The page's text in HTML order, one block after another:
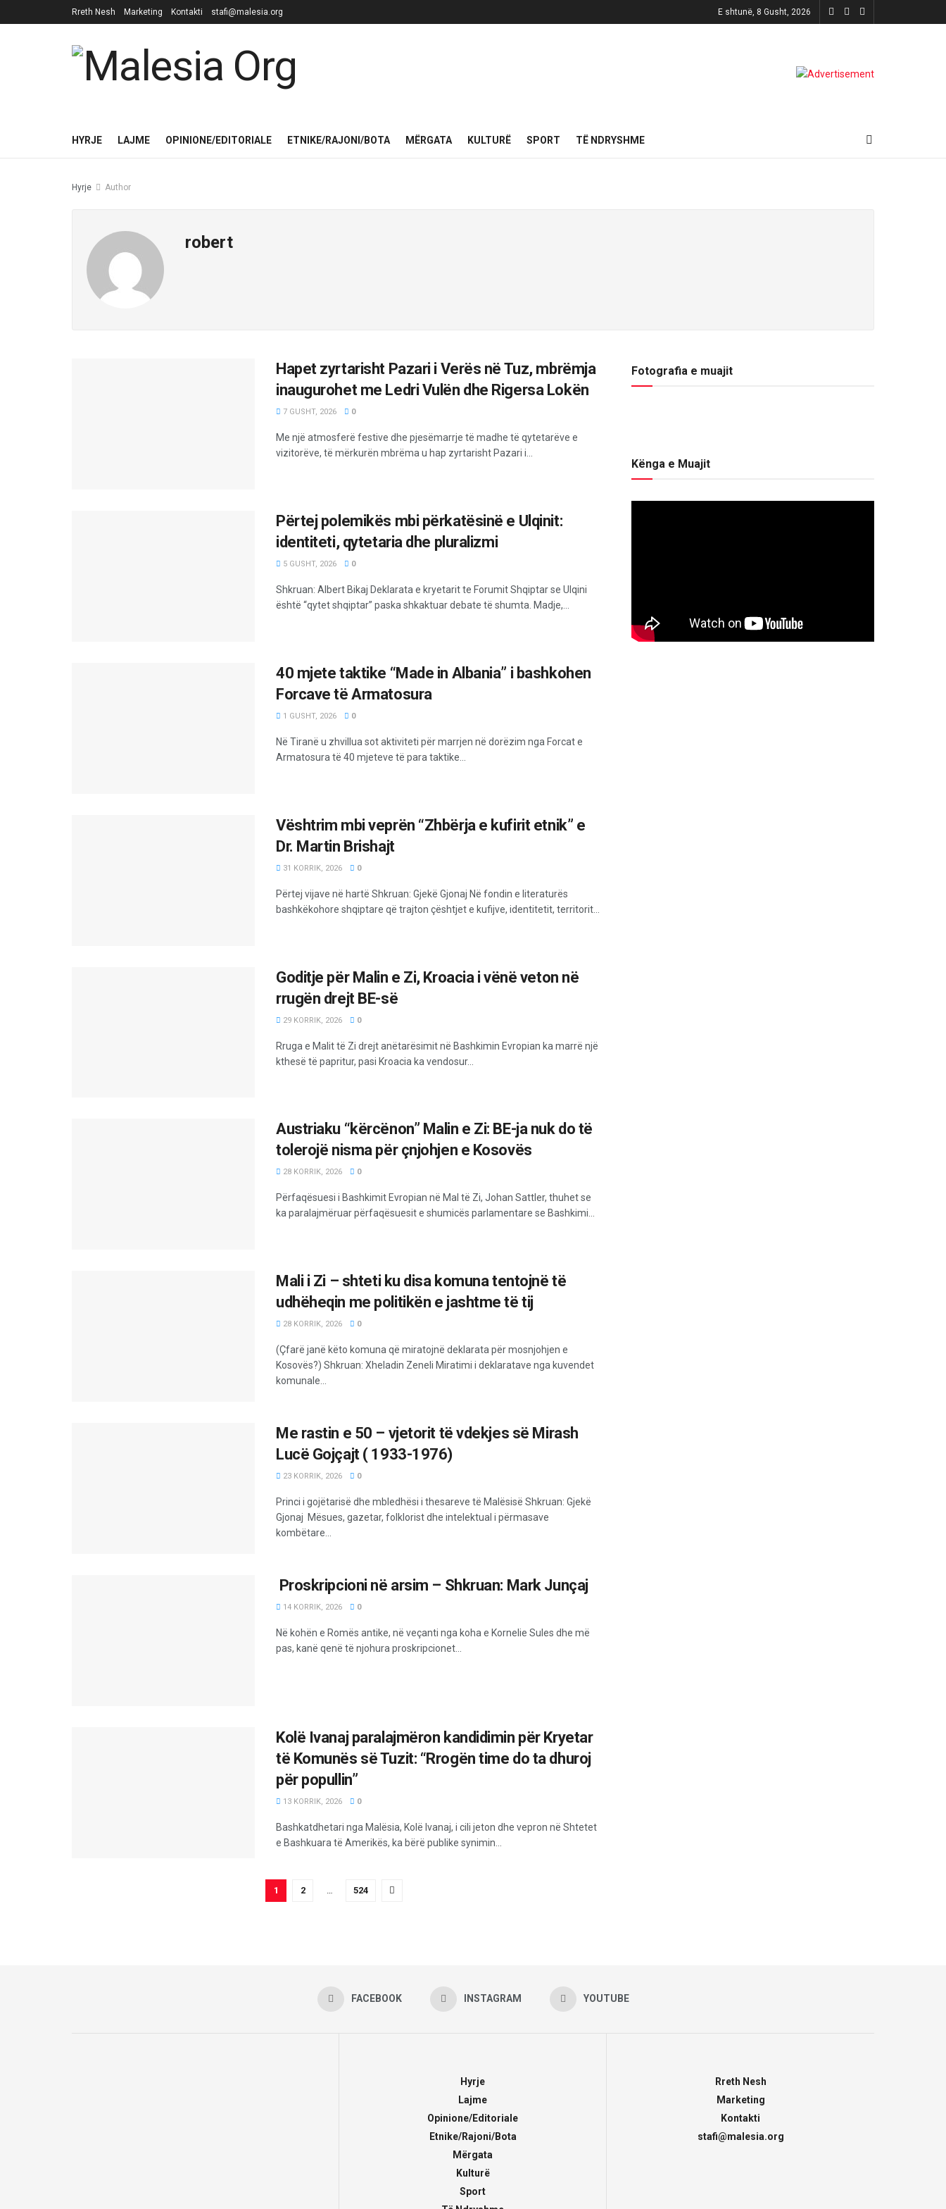
Rreth Nesh Marketing Kontakti stafi@malesia.org E shtunë, 8 Gusht, 2026
HYRJE LAJME OPINIONE/EDITORIALE ETNIKE/RAJONI/BOTA MËRGATA KULTURË SPORT TË NDRYSHME
Hyrje Author
robert
Hapet zyrtarisht Pazari i Verës në Tuz, mbrëmja
inaugurohet me Ledri Vulën dhe Rigersa Lokën
7 GUSHT, 2026 0
Me një atmosferë festive dhe pjesëmarrje të madhe të qytetarëve e
vizitorëve, të mërkurën mbrëma u hap zyrtarisht Pazari i...
Përtej polemikës mbi përkatësinë e Ulqinit:
identiteti, qytetaria dhe pluralizmi
5 GUSHT, 2026 0
Shkruan: Albert Bikaj Deklarata e kryetarit te Forumit Shqiptar se Ulqini
është “qytet shqiptar” paska shkaktuar debate të shumta. Madje,...
40 mjete taktike “Made in Albania” i bashkohen
Forcave të Armatosura
1 GUSHT, 2026 0
Në Tiranë u zhvillua sot aktiviteti për marrjen në dorëzim nga Forcat e
Armatosura të 40 mjeteve të para taktike...
Vështrim mbi veprën “Zhbërja e kufirit etnik” e
Dr. Martin Brishajt
31 KORRIK, 2026 0
Përtej vijave në hartë Shkruan: Gjekë Gjonaj Në fondin e literaturës
bashkëkohore shqiptare që trajton çështjet e kufijve, identitetit, territorit...
Goditje për Malin e Zi, Kroacia i vënë veton në
rrugën drejt BE-së
29 KORRIK, 2026 0
Rruga e Malit të Zi drejt anëtarësimit në Bashkimin Evropian ka marrë një
kthesë të papritur, pasi Kroacia ka vendosur...
Austriaku “kërcënon” Malin e Zi: BE-ja nuk do të
tolerojë nisma për çnjohjen e Kosovës
28 KORRIK, 2026 0
Përfaqësuesi i Bashkimit Evropian në Mal të Zi, Johan Sattler, thuhet se
ka paralajmëruar përfaqësuesit e shumicës parlamentare se Bashkimi...
Mali i Zi – shteti ku disa komuna tentojnë të
udhëheqin me politikën e jashtme të tij
28 KORRIK, 2026 0
(Çfarë janë këto komuna që miratojnë deklarata për mosnjohjen e
Kosovës?) Shkruan: Xheladin Zeneli Miratimi i deklaratave nga kuvendet
komunale...
Me rastin e 50 – vjetorit të vdekjes së Mirash
Lucë Gojçajt ( 1933-1976)
23 KORRIK, 2026 0
Princi i gojëtarisë dhe mbledhësi i thesareve të Malësisë Shkruan: Gjekë
Gjonaj Mësues, gazetar, folklorist dhe intelektual i përmasave
kombëtare...
Proskripcioni në arsim – Shkruan: Mark Junçaj
14 KORRIK, 2026 0
Në kohën e Romës antike, në veçanti nga koha e Kornelie Sules dhe më
pas, kanë qenë të njohura proskripcionet...
Kolë Ivanaj paralajmëron kandidimin për Kryetar
të Komunës së Tuzit: “Rrogën time do ta dhuroj
për popullin”
13 KORRIK, 2026 0
Bashkatdhetari nga Malësia, Kolë Ivanaj, i cili jeton dhe vepron në Shtetet
e Bashkuara të Amerikës, ka bërë publike synimin...
1 2 524
Fotografia e muajit
Kënga e Muajit
FACEBOOK INSTAGRAM YOUTUBE
Hyrje
Lajme
Opinione/Editoriale
Etnike/Rajoni/Bota
Mërgata
Kulturë
Sport
Rreth Nesh
Marketing
Kontakti
stafi@malesia.org